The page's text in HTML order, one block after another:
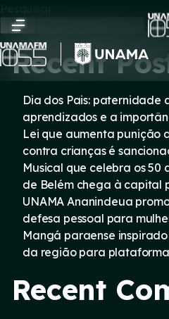
content
Pesquisar
Recent
Dia dos Pais: paternidade
aprendizados e a
Lei que aumenta punição
contra crianças é
Musical que celebra os
de Belém chega à capital
UNAMA Ananindeua
defesa pessoal para
Mangá paraense
da região para
Recent